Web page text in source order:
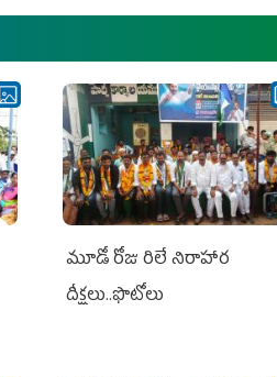
ఎమ్మెల్యేలు, ఎంపీల స‌మావేశం
మూడో రోజు రిలే నిరాహార
దీక్షలు..ఫొటోలు